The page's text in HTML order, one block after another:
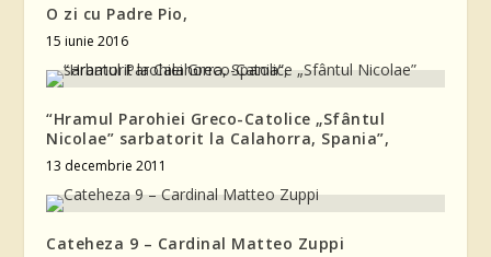
O zi cu Padre Pio,
15 iunie 2016
“Hramul Parohiei Greco-Catolice „Sfântul
Nicolae” sarbatorit la Calahorra, Spania”,
13 decembrie 2011
Cateheza 9 – Cardinal Matteo Zuppi